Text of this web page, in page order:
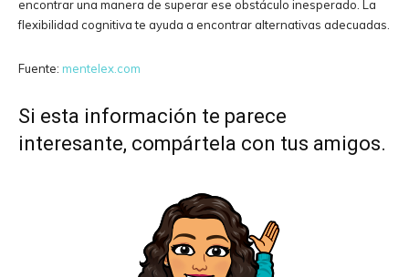
encontrar una manera de superar ese obstáculo inesperado. La
flexibilidad cognitiva te ayuda a encontrar alternativas adecuadas.
Fuente: mentelex.com
Si esta información te parece
interesante, compártela con tus amigos.